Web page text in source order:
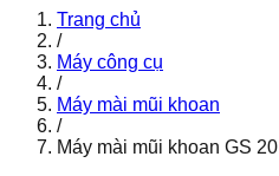
Trang chủ
/
Máy công cụ
/
Máy mài mũi khoan
/
Máy mài mũi khoan GS 20